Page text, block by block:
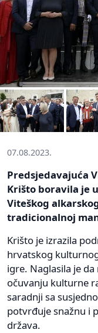
07.08.2023.
Predsjedavajuća
Krišto boravila je
Viteškog
tradicionalnoj
Krišto je izrazila
hrvatskog
igre. Naglasila je
očuvanju kulturne
saradnji sa
potvrđuje snažnu i
država.